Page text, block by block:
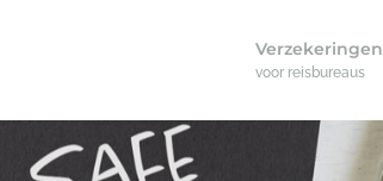
Verzekeringen
voor reisbureaus